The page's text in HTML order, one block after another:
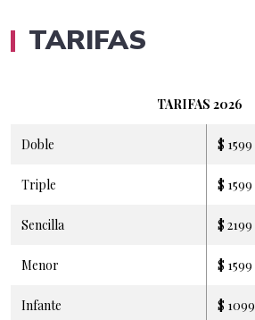
TARIFAS
TARIFAS 2026
Doble $ 1599
Triple $ 1599
Sencilla $ 2199
Menor $ 1599
Infante $ 1099